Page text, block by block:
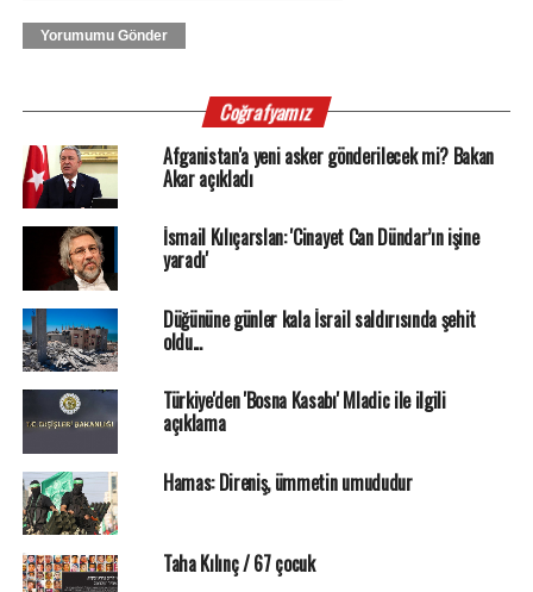
Yorumumu Gönder
Coğrafyamız
Afganistan'a yeni asker gönderilecek mi? Bakan
Akar açıkladı
İsmail Kılıçarslan: 'Cinayet Can Dündar’ın işine
yaradı'
Düğününe günler kala İsrail saldırısında şehit
oldu...
Türkiye'den 'Bosna Kasabı' Mladic ile ilgili
açıklama
Hamas: Direniş, ümmetin umududur
Taha Kılınç / 67 çocuk